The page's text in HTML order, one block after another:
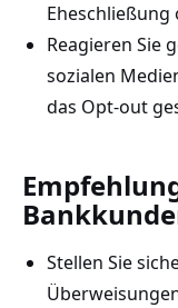
Reagieren Sie
sozialen
das Opt-out
Stellen Sie